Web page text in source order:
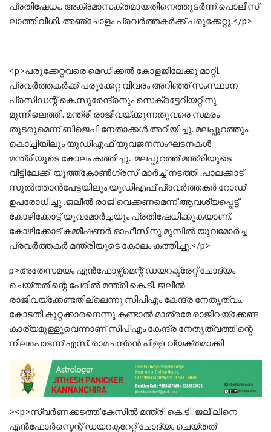
പ്രതിഷേധം. അക്രമാസക്തമായതിനെത്തുടർന്ന് പൊലീസ്
ലാത്തിവീശി. അഞ്ചോളം പ്രവർത്തകർക്ക് പരുക്കേറ്റു.</p>
<p>പരുക്കേറ്റവരെ മെഡിക്കൽ കോളജിലേക്കു മാറ്റി.
പ്രവർത്തകർക്ക് പരുക്കേറ്റ വിവരം അറിഞ്ഞ് സംസ്ഥാന
പ്രസിഡന്റ് കെ.സുരേന്ദ്രനും സെക്രട്ടേറിയറ്റിനു
മുന്നിലെത്തി. മന്ത്രി രാജിവയ്ക്കുന്നതുവരെ സമരം
തുടരുമെന്ന് ബിജെപി നേതാക്കൾ അറിയിച്ചു. മലപ്പുറത്തും
കൊച്ചിയിലും യുഡിഎഫ് യുവജനസംഘടനകള്‍
മന്ത്രിയുടെ കോലം കത്തിച്ചു. മലപ്പുറത്ത് മന്ത്രിയുടെ
വീട്ടിലേക്ക് യൂത്ത്കോണ്‍ഗ്രസ് മാര്‍ച്ച്‌ നടത്തി .പാലക്കാട്
സുല്‍ത്താന്‍പേട്ടയിലും യുഡിഎഫ് പ്രവർത്തകർ റോഡ്
ഉപരോധിച്ചു .ജലീൽ രാജിവെക്കണമെന്ന് ആവശ്യപ്പെട്ട്
കോഴിക്കോട്ട് യുവമോർച്ചയും പ്രതിഷേധിക്കുകയാണ്.
കോഴിക്കോട് കമ്മീഷണർ ഓഫീസിനു മുമ്പിൽ യുവമോർച്ച
പ്രവർത്തകർ മന്ത്രിയുടെ കോലം കത്തിച്ചു.</p>
p>അതേസമയം എൻഫോഴ്സ്മെന്റ് ഡയറക്ട്രേറ്റ് ചോദ്യം
ചെയ്തതിന്റെ പേരിൽ മന്ത്രി കെ.ടി. ജലീൽ
രാജിവയ്ക്കേണ്ടതില്ലെന്നു സിപിഎം കേന്ദ്ര നേതൃത്വം.
കോടതി കുറ്റക്കാരനെന്നു കണ്ടാല്‍ മാത്രമേ രാജിവയ്ക്കേണ്ട
കാര്യമുള്ളൂവെന്നാണ് സിപിഎം കേന്ദ്ര നേതൃത്വത്തിന്റെ
നിലപാെടന്ന് എസ്. രാമചന്ദ്രൻ പിള്ള വ്യക്തമാക്കി
><p>സ്വര്‍ണക്കടത്ത് കേസില്‍ മന്ത്രി കെ.ടി. ജലീലിനെ
എന്‍ഫോര്‍സ്മെന്റ് ഡയറക്ടറേറ്റ് ചോദ്യം ചെയ്തത്